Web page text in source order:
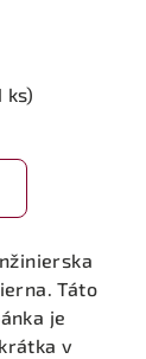
ks)
Táto
je
v